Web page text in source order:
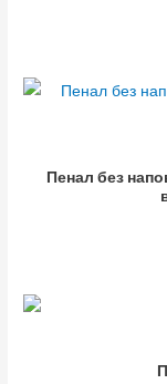
Пенал без